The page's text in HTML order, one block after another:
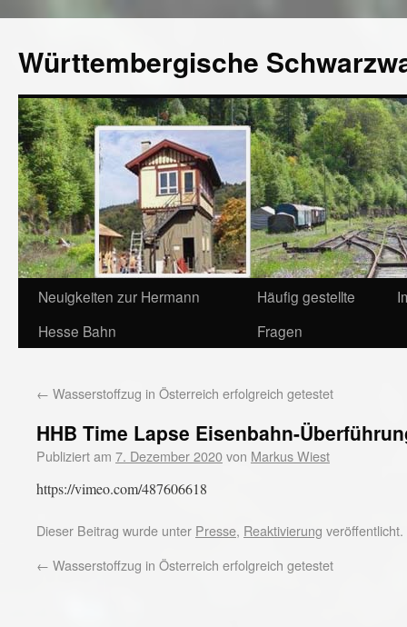
Württembergische
Neuigkeiten zur Hermann
Hesse Bahn
Häufig gestellte
Fragen
← Wasserstoffzug in Österreich erfolgreich getestet
HHB Time Lapse Eisenbahn-
Publiziert am 7. Dezember 2020von Markus Wiest
https://vimeo.com/487606618
Dieser Beitrag wurde unter Presse, Reaktivierung
← Wasserstoffzug in Österreich erfolgreich getestet